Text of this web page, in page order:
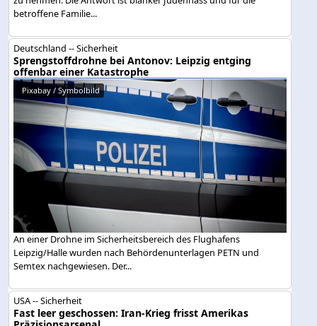
betroffene Familie...
Deutschland -- Sicherheit
Sprengstoffdrohne bei Antonov: Leipzig entging
offenbar einer Katastrophe
Pixabay / Symbolbild
An einer Drohne im Sicherheitsbereich des Flughafens
Leipzig/Halle wurden nach Behördenunterlagen PETN und
Semtex nachgewiesen. Der...
USA -- Sicherheit
Fast leer geschossen: Iran-Krieg frisst Amerikas